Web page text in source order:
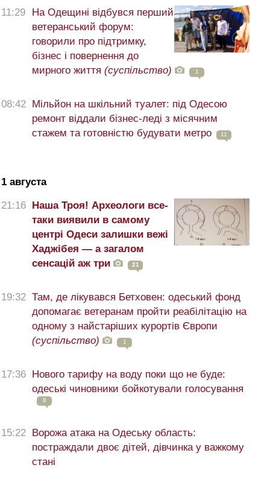
11:29
На Одещині відбувся перший
ветеранський форум:
говорили про підтримку,
бізнес і повернення до
мирного життя (суспільство) 1
08:42
Мільйон на шкільний туалет: під Одесою
ремонт віддали бізнес-леді з місячним
стажем та готовністю будувати метро
11
1 августа
21:16
Наша Троя! Археологи все-
таки виявили в самому
центрі Одеси залишки вежі
Хаджібея — а загалом
сенсацій аж три
21
19:32 Там, де лікувався Бетховен: одеський фонд
допомагає ветеранам пройти реабілітацію на
одному з найстаріших курортів Європи
(суспільство)
1
17:36
Нового тарифу на воду поки що не буде:
одеські чиновники бойкотували голосування
8
15:22
Ворожа атака на Одеську область:
постраждали двоє дітей, дівчинка у важкому
стані